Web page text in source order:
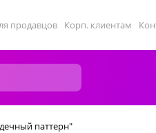
продавцов Корп. клиентам
паттерн"